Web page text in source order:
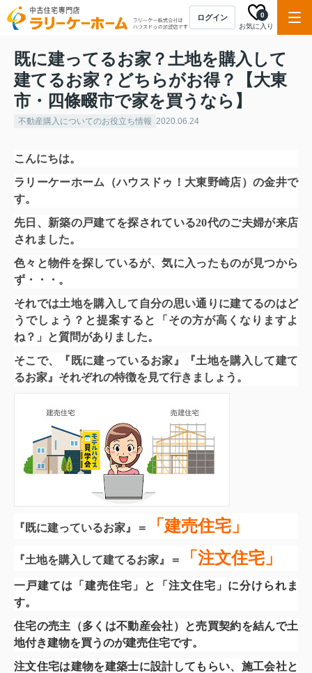
ログイン
お気に入り
0
既に建ってるお家？土地を購入して
建てるお家？どちらがお得？【大東
市・四條畷市で家を買うなら】
不動産購入についてのお役立ち情報 2020.06.24
こんにちは。
ラリーケーホーム（ハウスドゥ！大東野崎店）の金井で
す。
先日、新築の戸建てを探されている20代のご夫婦が来店
されました。
色々と物件を探しているが、気に入ったものが見つから
ず・・・。
それでは土地を購入して自分の思い通りに建てるのはど
うでしょう？と提案すると「その方が高くなりますよ
ね？」と質問がありました。
そこで、『既に建っているお家』『土地を購入して建て
るお家』それぞれの特徴を見て行きましょう。
『既に建っているお家』＝ 「建売住宅」
『土地を購入して建てるお家』＝ 「注文住宅」
一戸建ては「建売住宅」と 「注文住宅」 に分けられま
す。
住宅の売主（多くは不動産会社）と売買契約を結んで土
地付き建物を買うのが建売住宅です。
注文住宅は建物を建築士に設計してもらい、施工会社と